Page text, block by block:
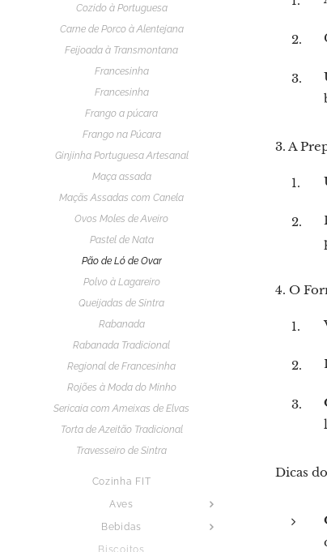
Cozido à Portuguesa
Carne de Porco à Alentejana
Feijoada à Transmontana
Francesinha
Francesinha
Frango a púcara
Frango na Púcara
Ginjinha Portuguesa Artesanal
Maça assada
Maçãs Assadas com Canela
Ovos Moles de Aveiro
Pastel de Nata
Pão de Ló de Ovar
Polvo à Lagareiro
Queijadas de Sintra
Rabanada
Rabanada Tradicional
Regional de Francesinha
Rojões à Moda do Minho
Sericaia com Ameixas de Elvas
Torta de Azeitão Tradicional
Travesseiro de Sintra
Cozinha FIT
Aves
Bebidas
Biscoitos
3. A
4. O
Dicas